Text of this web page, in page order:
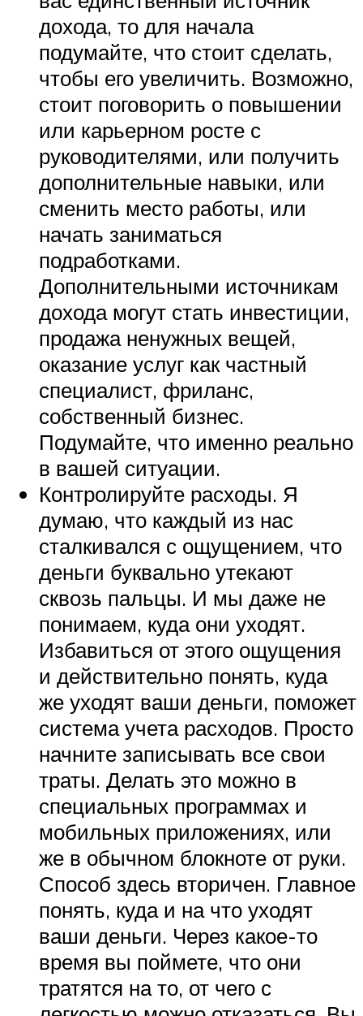
дохода, то для начала
подумайте, что стоит сделать,
чтобы его увеличить. Возможно,
стоит поговорить о повышении
или карьерном росте с
руководителями, или получить
дополнительные навыки, или
сменить место работы, или
начать заниматься
подработками.
Дополнительными источникам
дохода могут стать инвестиции,
продажа ненужных вещей,
оказание услуг как частный
специалист, фриланс,
собственный бизнес.
Подумайте, что именно реально
в вашей ситуации.
Контролируйте расходы. Я
думаю, что каждый из нас
сталкивался с ощущением, что
деньги буквально утекают
сквозь пальцы. И мы даже не
понимаем, куда они уходят.
Избавиться от этого ощущения
и действительно понять, куда
же уходят ваши деньги, поможет
система учета расходов. Просто
начните записывать все свои
траты. Делать это можно в
специальных программах и
мобильных приложениях, или
же в обычном блокноте от руки.
Способ здесь вторичен. Главное
понять, куда и на что уходят
ваши деньги. Через какое-то
время вы поймете, что они
тратятся на то, от чего с